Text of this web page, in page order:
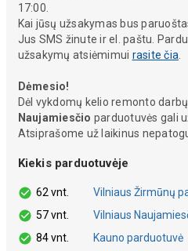
17:00.
Kai jūsų užsakymas bus
Jus SMS žinute ir el. paštu.
užsakymų atsiėmimui rasite čia
Dėmesio!
Dėl vykdomų kelio remonto
Naujamiesčio parduotuvės gali
Atsiprašome už laikinus
Kiekis parduotuvėje
62 vnt.
Vilniaus Žirmūnų
57 vnt.
Vilniaus
84 vnt.
Kauno parduotuvė